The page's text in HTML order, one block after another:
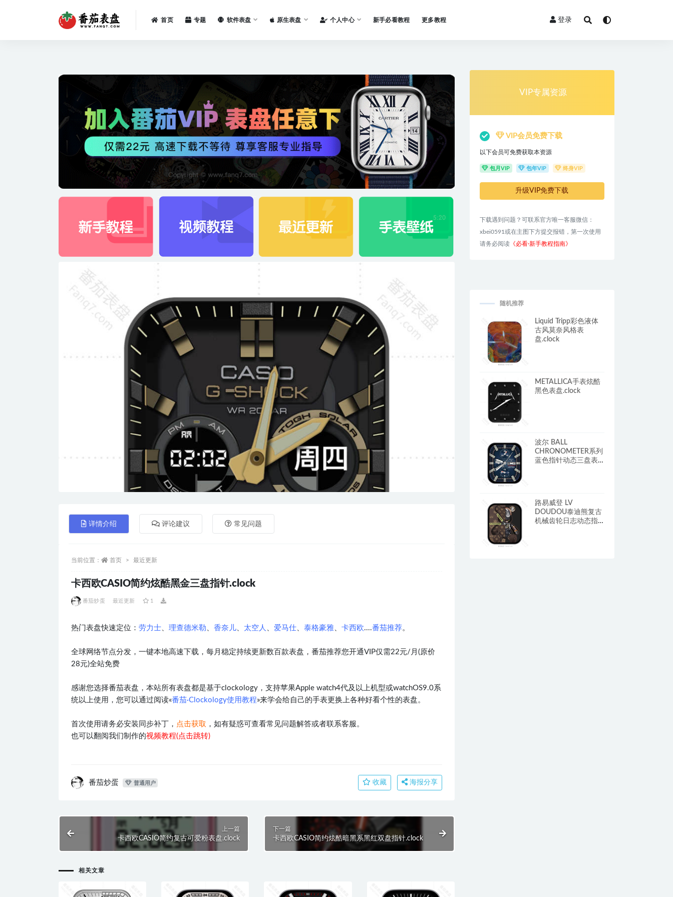
首页 专题 软件表盘 原生表盘 个人中心 新手必看教程 更多教程 登录
详情介绍 评论建议 常见问题
当前位置： 首页 最近更新
卡西欧CASIO简约炫酷黑金三盘指针.clock
番茄炒蛋 最近更新 1
热门表盘快速定位： 劳力士、 理查德米勒 、 香奈儿、 太空人 、 爱马仕、 泰格豪雅、 卡西欧....番茄推荐。
全球网络节点分发，一键本地高速下载，每月稳定持续更新数百款表盘，番茄推荐您开通VIP仅需22元/月(原价
28元)全站免费
感谢您选择番茄表盘，本站所有表盘都是基于clockology，支持苹果Apple watch4代及以上机型或watchOS9.0系
统以上使用，您可以通过阅读«番茄·Clockology使用教程»来学会给自己的手表更换上各种好看个性的表盘。
首次使用请务必安装同步补丁， 点击获取 ，如有疑惑可查看常见问题解答或者联系客服。
也可以翻阅我们制作的视频教程(点击跳转)
番茄炒蛋 普通用户 收藏 海报分享
上一篇
卡西欧CASIO简约复古可爱粉表盘.clock
下一篇
卡西欧CASIO简约炫酷暗黑系黑红双盘指针.clock
相关文章
VIP专属资源
VIP会员免费下载
以下会员可免费获取本资源
包月VIP 包年VIP 终身VIP
升级VIP免费下载
下载遇到问题？可联系官方唯一客服微信：
xbei0591或在主图下方提交报错，第一次使用
请务必阅读《必看·新手教程指南》
随机推荐
Liquid Tripp彩色液体
古风莫奈风格表
盘.clock
METALLICA手表炫酷
黑色表盘.clock
波尔 BALL
CHRONOMETER系列
蓝色指针动态三盘表
路易威登 LV
DOUDOU泰迪熊复古
机械齿轮日志动态指